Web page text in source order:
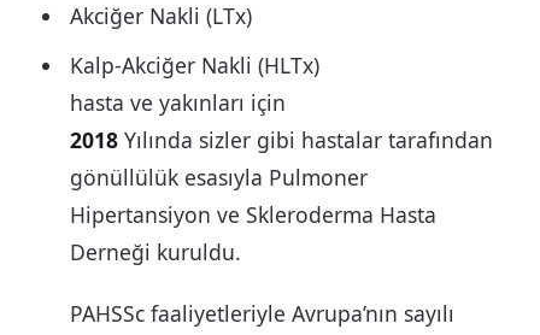
Akciğer Nakli (LTx)
Kalp-Akciğer Nakli (HLTx)
hasta ve yakınları için
2018 Yılında sizler gibi hastalar tarafından
gönüllülük esasıyla Pulmoner
Hipertansiyon ve Skleroderma Hasta
Derneği kuruldu.
PAHSSc faaliyetleriyle Avrupa’nın sayılı